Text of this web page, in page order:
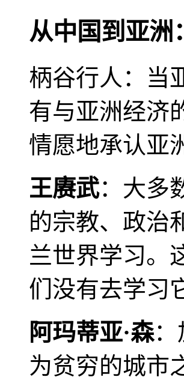
从中国到亚洲
柄谷行人：当
有与亚洲经济
情愿地承认亚
王赓武：大多
的宗教、政治
兰世界学习。
们没有去学习
阿玛蒂亚·森：
为贫穷的城市